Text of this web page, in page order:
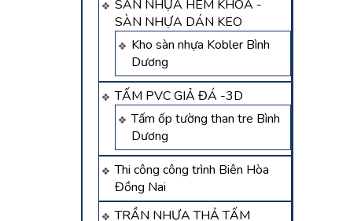
SÀN NHỰA HÈM KHÓA -
SÀN NHỰA DÁN KEO
Kho sàn nhựa Kobler Bình
Dương
TẤM PVC GIẢ ĐÁ -3D
Tấm ốp tường than tre Bình
Dương
Thi công công trình Biên Hòa
Đồng Nai
TRẦN NHỰA THẢ TẤM